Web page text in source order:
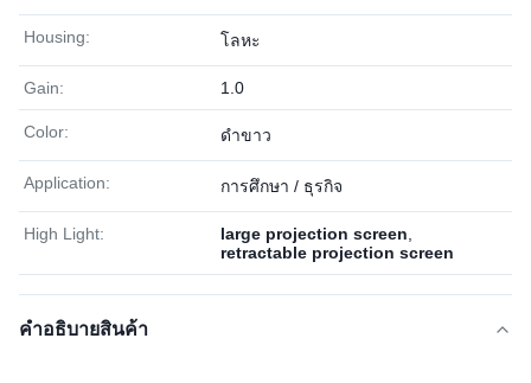
Housing: โลหะ
Gain: 1.0
Color: ดำขาว
Application: การศึกษา / ธุรกิจ
High Light: large projection screen
retractable projection screen
คําอธิบายสินค้า